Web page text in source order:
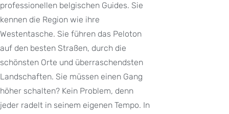
professionellen belgischen Guides. Sie
kennen die Region wie ihre
Westentasche. Sie führen das Peloton
auf den besten Straßen, durch die
schönsten Orte und überraschendsten
Landschaften. Sie müssen einen Gang
höher schalten? Kein Problem, denn
jeder radelt in seinem eigenen Tempo. In